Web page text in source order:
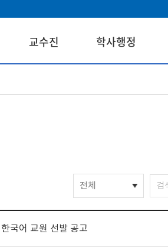
교수진 학사행정
전체
국어 교원 선발 공고